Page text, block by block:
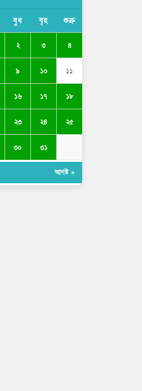
বুধ বৃহ শুক্র
২ ৩ ৪
৯ ১০ ১১
১৬ ১৭ ১৮
২৩ ২৪ ২৫
৩০ ৩১
আগষ্ট »